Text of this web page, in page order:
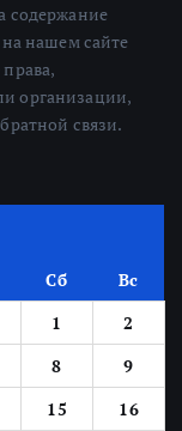
содержание
нашем сайте
организации,
связи.
Сб
Вс
1
2
8
9
15
16